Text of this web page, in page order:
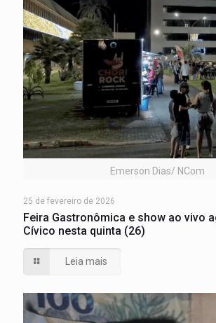
Emerson Dias/ NCom
25 de fevereiro de 2026
Feira Gastronômica e show ao vivo
Cívico nesta quinta (26)
Leia mais